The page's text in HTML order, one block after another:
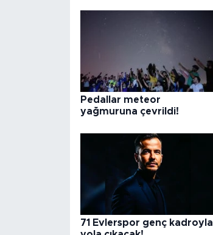
Pedallar meteor
yağmuruna çevrildi!
71 Evlerspor genç kadroyla